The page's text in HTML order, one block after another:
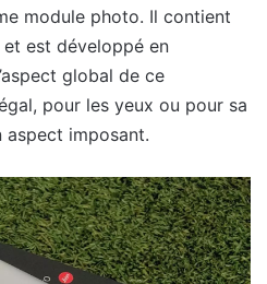
module photo. Il contient
est développé en
global de ce
pour les yeux ou pour sa
aspect imposant.